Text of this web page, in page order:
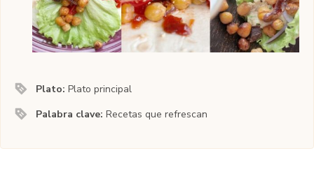
Plato:Plato principal
Palabra clave:Recetas que refrescan